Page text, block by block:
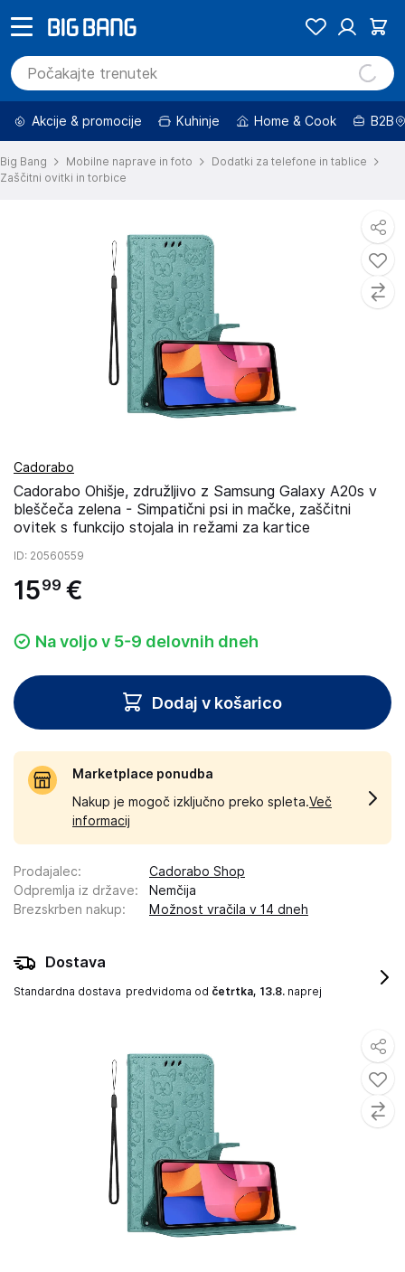
Akcije & promocije Kuhinje Home & Cook B2B
Big Bang Mobilne naprave in foto
Dodatki za telefone in tablice
Zaščitni ovitki in torbice
Cadorabo
Cadorabo Ohišje, združljivo z Samsung Galaxy A20s v
bleščeča zelena - Simpatični psi in mačke, zaščitni
ovitek s funkcijo stojala in režami za kartice
ID: 20560559
1599 €
Na voljo v 5-9 delovnih dneh
Dodaj v košarico
Marketplace ponudba
Nakup je mogoč izključno preko spleta.Več
informacij
Prodajalec:
Cadorabo Shop
Odpremlja iz države:
Nemčija
Brezskrben nakup: Možnost vračila v 14 dneh
Dostava
Standardna dostava predvidoma od četrtka, 13.8. naprej